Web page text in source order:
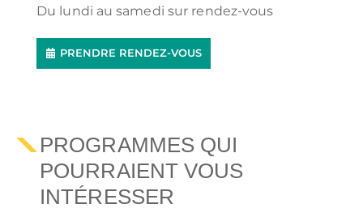
Du lundi au samedi sur rendez-vous
PRENDRE RENDEZ-VOUS
PROGRAMMES QUI
POURRAIENT VOUS
INTÉRESSER